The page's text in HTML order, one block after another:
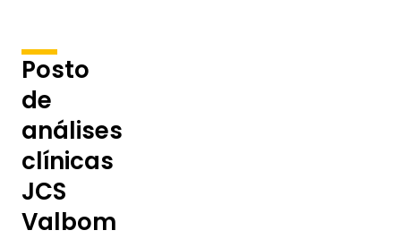
Posto
de
análises
clínicas
JCS
Valbom